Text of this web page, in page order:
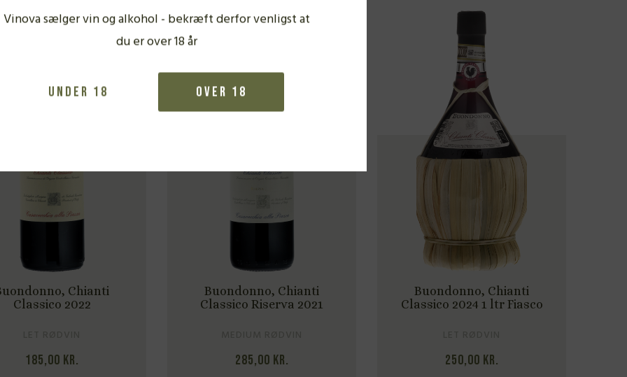
6
Chianti
Classico 2022
185,00 kr.
Buondonno, Chianti
Classico Riserva 2021
285,00 kr.
Buondonno, Chianti
Classico 2024 1 ltr Fiasco
250,00 kr.
Vinova sælger vin og alkohol - bekræft derfor venligst at
du er over 18 år
Under 18 Over 18